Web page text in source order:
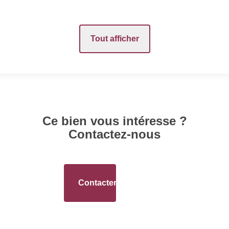
DIAGNOSTICS
Date établissement
Diagnostic Energétique
Tout afficher
Ce bien vous intéresse ?
Contactez-nous
Contacter l'agence